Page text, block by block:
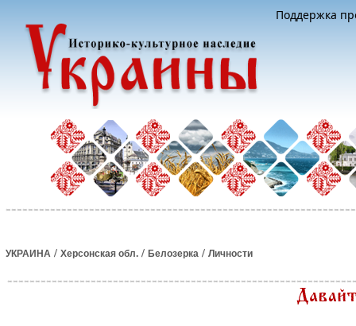
Поддержка
УКРАИНА / Херсонская обл. / Белозерка / Личности